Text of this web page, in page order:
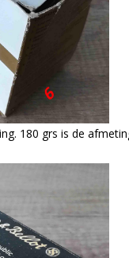
180 grs is de